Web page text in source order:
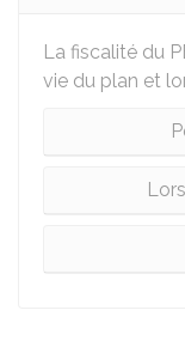
La fiscalité du
vie du plan et